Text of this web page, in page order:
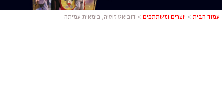
דוביאט עמוד הבית > יוצרים ומשתתפים > דוביאט זוסיה, בימאית עמיתה